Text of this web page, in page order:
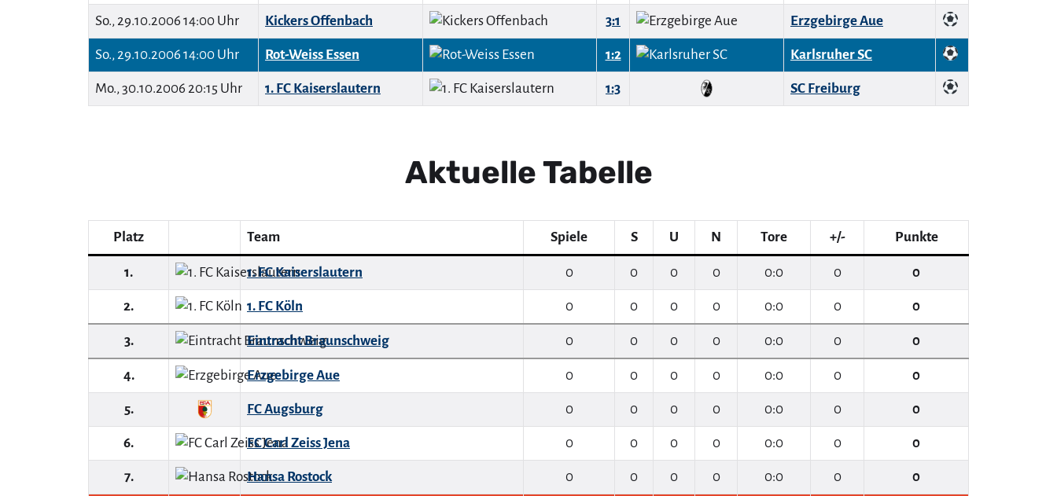
So., 29.10.2006 14:00 Uhr Kickers Offenbach 3:1 Erzgebirge Aue
So., 29.10.2006 14:00 Uhr Rot-Weiss Essen 1:2 Karlsruher SC
Mo., 30.10.2006 20:15 Uhr 1. FC Kaiserslautern 1:3 SC Freiburg
Aktuelle Tabelle
Platz Team Spiele S U N Tore +/- Punkte
1. 1. FC Kaiserslautern 0 0 0 0 0:0 0 0
2. 1. FC Köln 0 0 0 0 0:0 0 0
3. Eintracht Braunschweig 0 0 0 0 0:0 0 0
4. Erzgebirge Aue 0 0 0 0 0:0 0 0
5. FC Augsburg 0 0 0 0 0:0 0 0
6. FC Carl Zeiss Jena 0 0 0 0 0:0 0 0
7. Hansa Rostock 0 0 0 0 0:0 0 0